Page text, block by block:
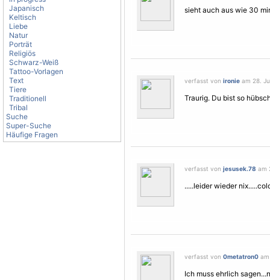
Japanisch
Keltisch
Liebe
Natur
Porträt
Religiös
Schwarz-Weiß
Tattoo-Vorlagen
Text
Tiere
Traditionell
Tribal
Suche
Super-Suche
Häufige Fragen
sieht auch aus wie 30
verfasst von ironie am 28.
Traurig. Du bist so
verfasst von jesusek.78 am
.....leider wieder
verfasst von 0metatron0
Ich muss ehrlich